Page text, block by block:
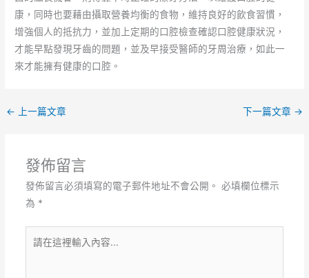
康，同時也要藉由攝取營養均衡的食物，維持良好的飲食習慣，
增強個人的抵抗力，並加上定期的口腔檢查確認口腔健康狀況，
才能早點發現牙齒的問題，並及早接受醫師的牙周治療，如此一
來才能擁有健康的口腔。
← 上一篇文章 下一篇文章 →
發佈留言
發佈留言必須填寫的電子郵件地址不會公開。 必填欄位標示
為 *